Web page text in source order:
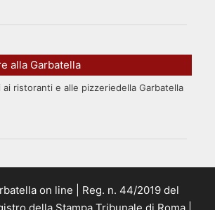
alla Garbatella
ai ristoranti e alle pizzeriedella Garbatella
on line | Reg. n. 44/2019 del